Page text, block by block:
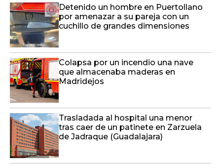
Detenido un hombre en Puertollano
por amenazar a su pareja con un
cuchillo de grandes dimensiones
Colapsa por un incendio una nave
que almacenaba maderas en
Madridejos
Trasladada al hospital una menor
tras caer de un patinete en Zarzuela
de Jadraque (Guadalajara)